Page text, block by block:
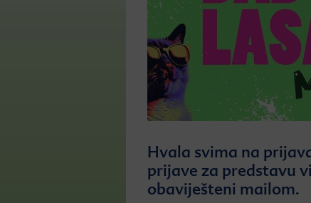
Hvala svima na
prijave za predstavu
obaviješteni mailom.